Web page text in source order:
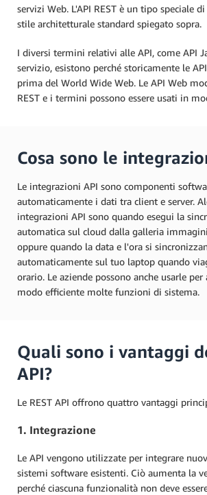
servizi Web. L'API REST è un tipo speciale
stile architetturale standard spiegato sopra.
I diversi termini relativi alle API, come API
servizio, esistono perché storicamente le
prima del World Wide Web. Le API Web
REST e i termini possono essere usati in
Cosa sono le
Le integrazioni API sono componenti
automaticamente i dati tra client e server.
integrazioni API sono quando esegui la
automatica sul cloud dalla galleria
oppure quando la data e l'ora si
automaticamente sul tuo laptop quando
orario. Le aziende possono anche usarle
modo efficiente molte funzioni di sistema.
Quali sono i vantaggi
API?
Le REST API offrono quattro vantaggi
1. Integrazione
Le API vengono utilizzate per integrare
sistemi software esistenti. Ciò aumenta la
perché ciascuna funzionalità non deve